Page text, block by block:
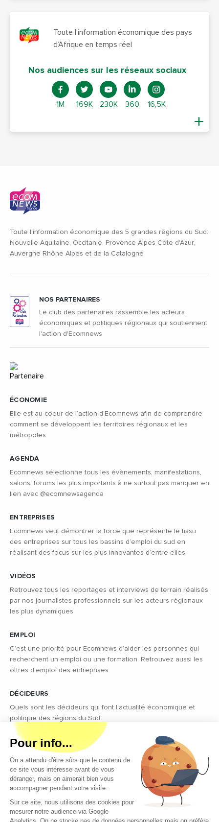
Toute l’information économique des pays
d’Afrique en temps réel
Nos audiences sur les réseaux sociaux
1M 169K 230K 360 16,5K
Toute l'information économique des 5 grandes régions du Sud:
Nouvelle Aquitaine, Occitanie, Provence Alpes Côte d'Azur,
Auvergne Rhône Alpes et de la Catalogne
ÉCONOMIE
Elle est au coeur de l’action d’Ecomnews afin de comprendre
comment se développent les territoires régionaux et les
métropoles
AGENDA
Ecomnews sélectionne tous les évènements, manifestations,
salons, forums les plus importants à ne surtout pas manquer en
lien avec @ecomnewsagenda
ENTREPRISES
Ecomnews veut démontrer la force que représente le tissu
des entreprises sur tous les bassins d’emploi du sud en
réalisant des focus sur les plus innovantes d’entre elles
VIDÉOS
Retrouvez tous les reportages et interviews de terrain réalisés
par nos journalistes professionnels sur les acteurs régionaux
les plus dynamiques
EMPLOI
C’est une priorité pour Ecomnews d’aider les personnes qui
recherchent un emploi ou une formation. Retrouvez aussi les
offres d’emploi des entreprises
DÉCIDEURS
Quels sont les décideurs qui font l’actualité économique et
politique des régions du Sud
NOS PARTENAIRES
Le club des partenaires rassemble les acteurs
économiques et politiques régionaux qui soutiennent
l'action d'Ecomnews
Copyright © 2026 - Tous droits réservés
Qui sommes-nous ?